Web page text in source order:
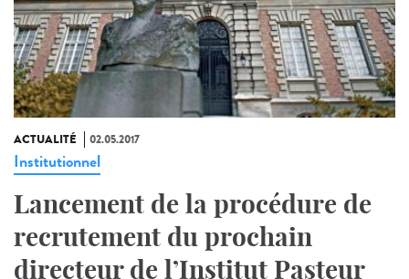
ACTUALITÉ 02.05.2017
Institutionnel
Lancement de la procédure de
recrutement du prochain
directeur de l’Institut Pasteur